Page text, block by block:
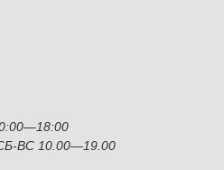
ВС 10.00—19.00